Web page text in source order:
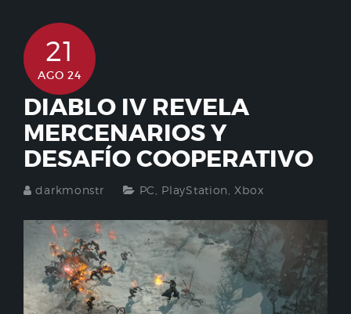
21
AGO 24
DIABLO IV REVELA
MERCENARIOS Y
DESAFÍO COOPERATIVO
darkmonstr PC PlayStation Xbox